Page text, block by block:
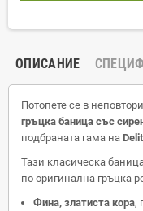
ОПИСАНИЕ
Потопете се в
гръцка баница със
подбраната гама на
Тази класическа
по оригинална гръцка
Фина, златиста кора,